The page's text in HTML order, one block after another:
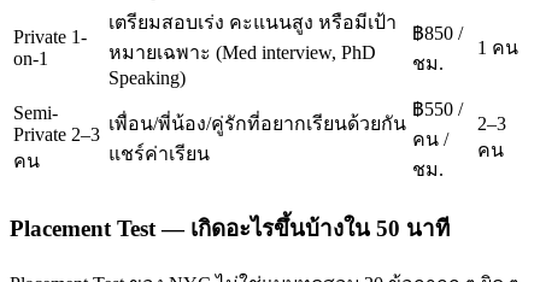
Private 1-
on-1
เตรียมสอบเร่ง คะแนนสูง หรือมีเป้า
หมายเฉพาะ (Med interview, PhD
Speaking)
฿850 /
ชม.
1 คน
Semi-
Private 2–3
คน
เพื่อน/พี่น้อง/คู่รักที่อยากเรียนด้วยกัน
แชร์ค่าเรียน
฿550 /
คน /
ชม.
2–3
คน
Placement Test — เกิดอะไรขึ้นบ้างใน 50 นาที